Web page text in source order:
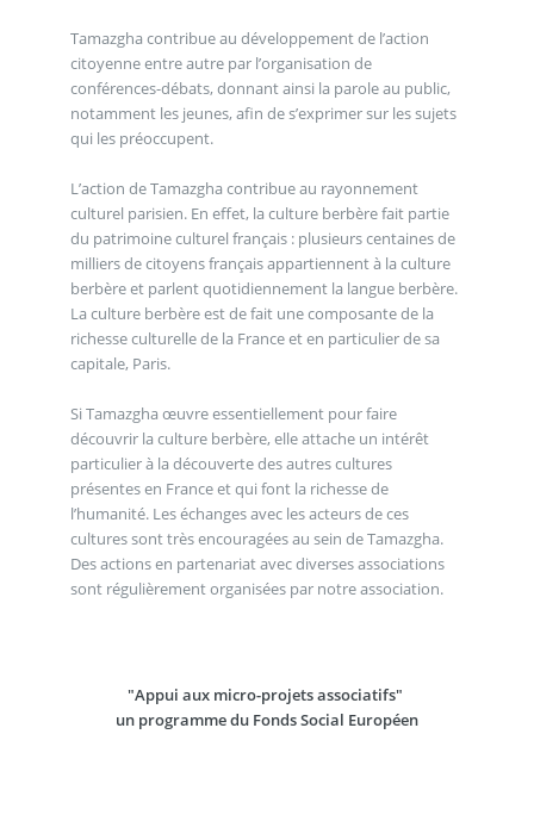
Tamazgha contribue au développement de l’action
citoyenne entre autre par l’organisation de
conférences-débats, donnant ainsi la parole au public,
notamment les jeunes, afin de s’exprimer sur les sujets
qui les préoccupent.
L’action de Tamazgha contribue au rayonnement
culturel parisien. En effet, la culture berbère fait partie
du patrimoine culturel français : plusieurs centaines de
milliers de citoyens français appartiennent à la culture
berbère et parlent quotidiennement la langue berbère.
La culture berbère est de fait une composante de la
richesse culturelle de la France et en particulier de sa
capitale, Paris.
Si Tamazgha œuvre essentiellement pour faire
découvrir la culture berbère, elle attache un intérêt
particulier à la découverte des autres cultures
présentes en France et qui font la richesse de
l’humanité. Les échanges avec les acteurs de ces
cultures sont très encouragées au sein de Tamazgha.
Des actions en partenariat avec diverses associations
sont régulièrement organisées par notre association.
"Appui aux micro-projets associatifs"
un programme du Fonds Social Européen